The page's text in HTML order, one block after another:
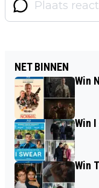
NET BINNEN
Win
Win I
Win